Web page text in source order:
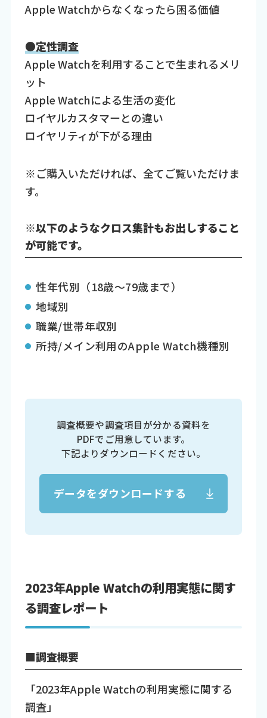
Apple Watchからなくなったら困る価値
●定性調査
Apple Watchを利用することで生まれるメリ
ット
Apple Watchによる生活の変化
ロイヤルカスタマーとの違い
ロイヤリティが下がる理由
※ご購入いただければ、全てご覧いただけま
す。
※以下のようなクロス集計もお出しすること
が可能です。
性年代別（18歳～79歳まで）
地域別
職業/世帯年収別
所持/メイン利用のApple Watch機種別
調査概要や調査項目が分かる資料を
PDFでご用意しています。
下記よりダウンロードください。
データをダウンロードする
2023年Apple Watchの利用実態に関す
る調査レポート
■調査概要
「2023年Apple Watchの利用実態に関する
調査」